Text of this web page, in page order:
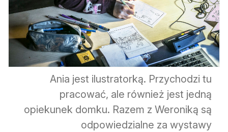
Ania jest ilustratorką. Przychodzi tu
pracować, ale również jest jedną
opiekunek domku. Razem z Weroniką są
odpowiedzialne za wystawy